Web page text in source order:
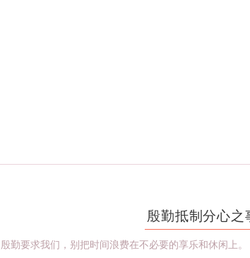
殷勤抵制分心之
殷勤要求我们，别把时间浪费在不必要的享乐和休闲上。